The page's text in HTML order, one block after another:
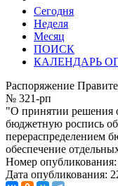
Сегодня
Неделя
Месяц
ПОИСК
КАЛЕНДАРЬ
Распоряжение
№ 321-рп
"О принятии решения
бюджетную роспись
перераспределением
обеспечение
Номер опубликования:
Дата опубликования: